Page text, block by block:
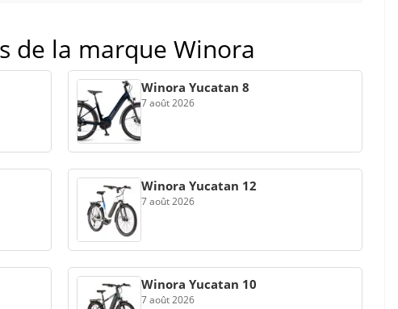
de la marque Winora
Winora Yucatan 8
7 août 2026
Winora Yucatan 12
7 août 2026
Winora Yucatan 10
7 août 2026